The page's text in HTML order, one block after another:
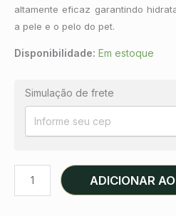
altamente eficaz garantindo
a pele e o pelo do pet.
Disponibilidade: Em estoque
Simulação de frete
ADICIONAR